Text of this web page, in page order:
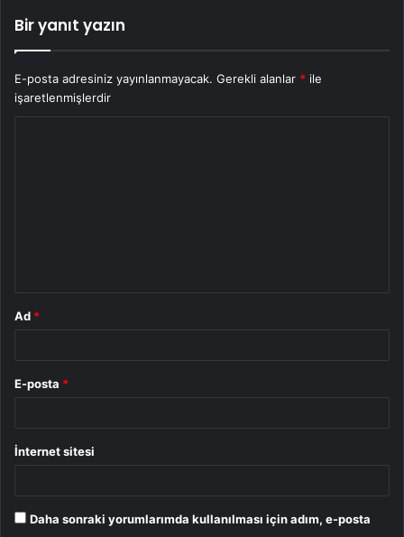
Bir yanıt yazın
E-posta adresiniz yayınlanmayacak. Gerekli alanlar * ile
işaretlenmişlerdir
Ad *
E-posta *
İnternet sitesi
Daha sonraki yorumlarımda kullanılması için adım, e-posta